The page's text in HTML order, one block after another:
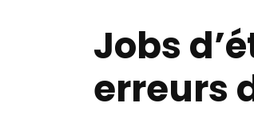
Jobs
erreurs